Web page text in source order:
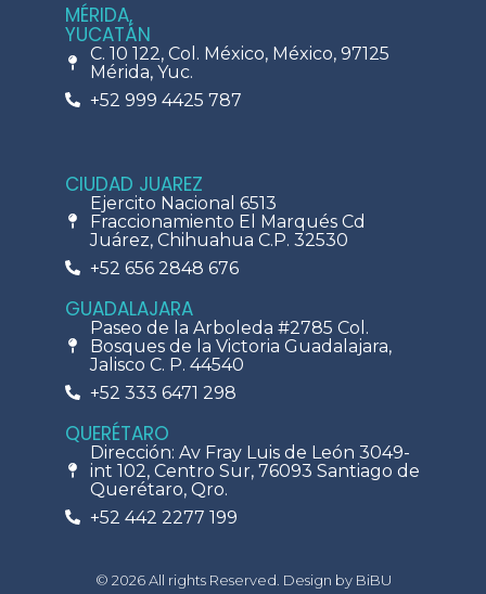
MÉRIDA,
YUCATÁN
C. 10 122, Col. México, México, 97125
Mérida, Yuc.
+52 999 4425 787
CIUDAD JUAREZ
Ejercito Nacional 6513
Fraccionamiento El Marqués Cd
Juárez, Chihuahua C.P. 32530
+52 656 2848 676
GUADALAJARA
Paseo de la Arboleda #2785 Col.
Bosques de la Victoria Guadalajara,
Jalisco C. P. 44540
+52 333 6471 298
QUERÉTARO
Dirección: Av Fray Luis de León 3049-
int 102, Centro Sur, 76093 Santiago de
Querétaro, Qro.
+52 442 2277 199
© 2026 All rights Reserved. Design by BiBU